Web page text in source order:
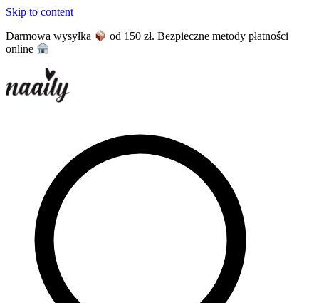
Skip to content
Darmowa wysyłka
od 150 zł. Bezpieczne metody płatności
online